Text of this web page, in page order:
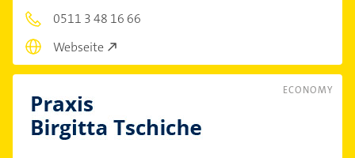
0511 3 48 16 66
Webseite
ECONOMY